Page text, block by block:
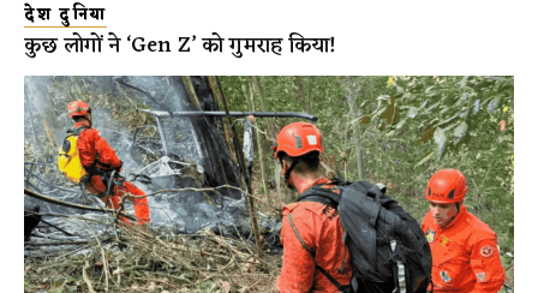
देश दुनिया
कुछ लोगों ने ‘Gen Z’ को गुमराह किया!